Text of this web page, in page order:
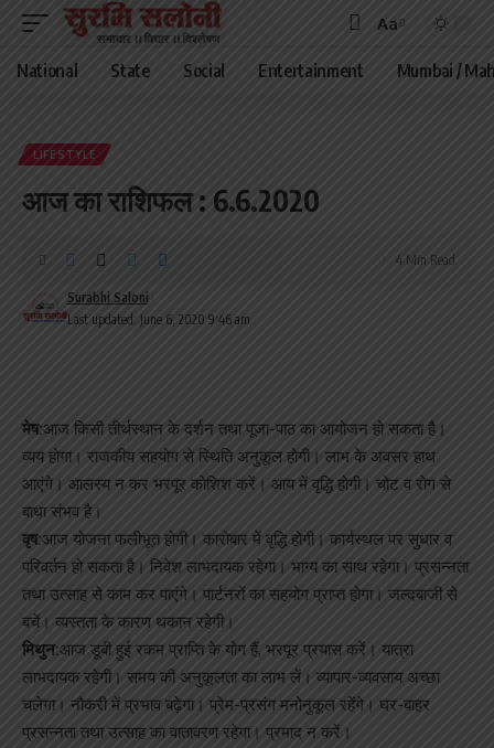
Font
Resizer
Aa
National State Social Entertainment Mumbai /
LIFESTYLE
आज का राशिफल : 6.6.2020
Last updated: June 6, 2020 9:46 am
Surabhi Saloni
4 Min Read
मेष:आज किसी तीर्थस्थान के दर्शन तथा पूजा-पाठ का आयोजन हो सकता है।
व्यय होगा। राजकीय सहयोग से स्थिति अनुकूल होगी। लाभ के अवसर हाथ
आएंगे। आलस्य न कर भरपूर कोशिश करें। आय में वृद्धि होगी। चोट व रोग से
बाधा संभव है।
वृष:आज योजना फलीभूत होगी। कारोबार में वृद्धि होगी। कार्यस्थल पर सुधार व
परिवर्तन हो सकता है। निवेश लाभदायक रहेगा। भाग्य का साथ रहेगा। प्रसन्नता
तथा उत्साह से काम कर पाएंगे। पार्टनरों का सहयोग प्राप्त होगा। जल्दबाजी से
बचें। व्यस्तता के कारण थकान रहेगी।
मिथुन:आज डूबी हुई रकम प्राप्ति के योग हैं, भरपूर प्रयास करें। यात्रा
लाभदायक रहेगी। समय की अनुकूलता का लाभ लें। व्यापार-व्यवसाय अच्छा
चलेगा। नौकरी में प्रभाव बढ़ेगा। प्रेम-प्रसंग मनोनुकूल रहेंगे। घर-बाहर
प्रसन्नता तथा उत्साह का वातावरण रहेगा। प्रमाद न करें।